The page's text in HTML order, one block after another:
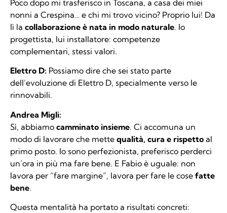
Poco dopo mi trasferisco in Toscana, a casa dei miei
nonni a Crespina… e chi mi trovo vicino? Proprio lui! Da
lì la collaborazione è nata in modo naturale. Io
progettista, lui installatore: competenze
complementari, stessi valori.
Elettro D: Possiamo dire che sei stato parte
dell’evoluzione di Elettro D, specialmente verso le
rinnovabili.
Andrea Migli:
Sì, abbiamo camminato insieme. Ci accomuna un
modo di lavorare che mette qualità, cura e rispetto al
primo posto. Io sono perfezionista, preferisco perderci
un’ora in più ma fare bene. E Fabio è uguale: non
lavora per “fare margine”, lavora per fare le cose fatte
bene.
Questa mentalità ha portato a risultati concreti: